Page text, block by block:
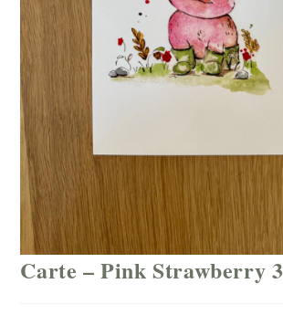
Carte – Pink Strawberry 3